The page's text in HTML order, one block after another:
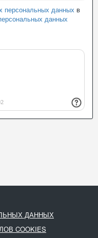
персональных данных в
данных
ДАННЫХ
COOKIES